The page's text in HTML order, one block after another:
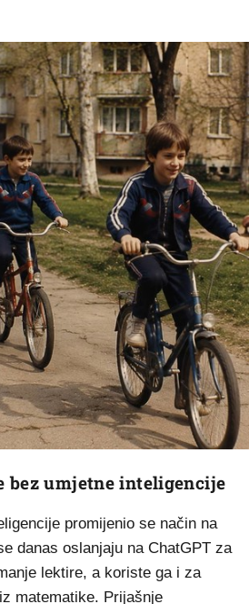
bez umjetne inteligencije
promijenio se način na
danas oslanjaju na ChatGPT za
lektire, a koriste ga i za
matematike. Prijašnje